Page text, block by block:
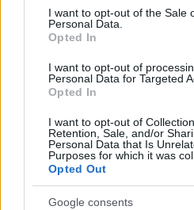
consent section.
I want to opt-out of the Sale
Personal Data.
Opted In
I want to opt-out of
Personal Data for Targeted
Opted In
I want to opt-out of
Retention, Sale, and/or
Personal Data that Is
Purposes for which it was
Opted Out
Google consents
A Starfighter rendezője
nevezett meg fő inspirációs
Shawn Levy a klasszikus